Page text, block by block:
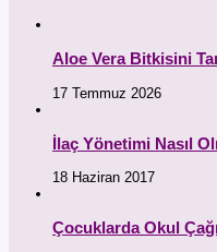
Aloe Vera Bitkisini
17 Temmuz 2026
İlaç Yönetimi Nasıl
18 Haziran 2017
Çocuklarda Okul